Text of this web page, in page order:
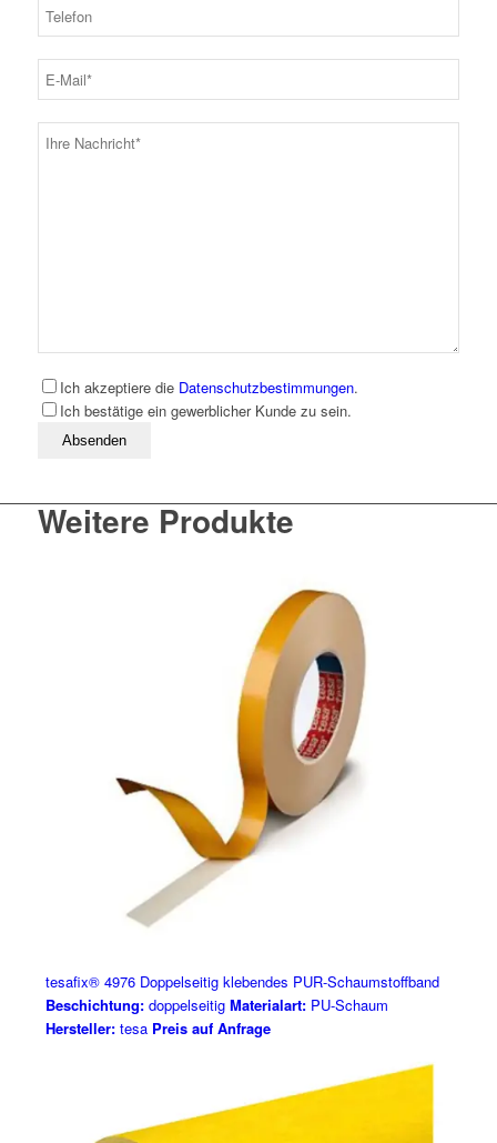
Ich akzeptiere die Datenschutzbestimmungen.
Ich bestätige ein gewerblicher Kunde zu sein.
Bitte lassen Sie dieses Feld leer
Weitere Produkte
tesafix® 4976 Doppelseitig klebendes PUR-Schaumstoffband
Beschichtung:doppelseitig Materialart:PU-Schaum
Hersteller:tesa Preis auf Anfrage